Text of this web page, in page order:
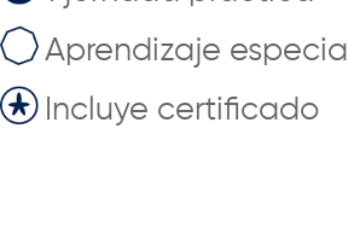
Aprendizaje
Incluye certificado